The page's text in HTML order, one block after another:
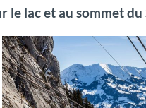
le lac et au sommet